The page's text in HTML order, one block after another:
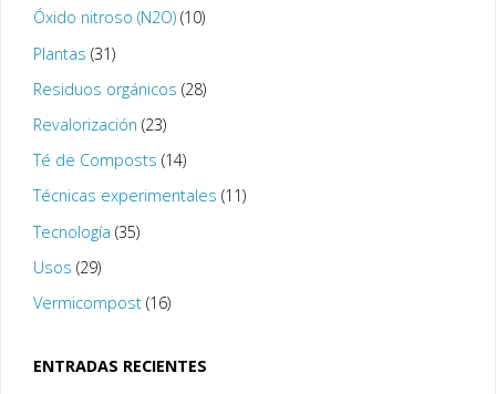
Óxido nitroso (N2O)(10)
Plantas (31)
Residuos orgánicos (28)
Revalorización (23)
Té de Composts (14)
Técnicas experimentales (11)
Tecnología (35)
Usos (29)
Vermicompost(16)
ENTRADAS RECIENTES